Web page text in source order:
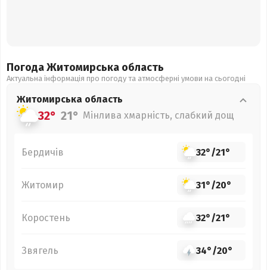
Погода Житомирська область
Актуальна інформація про погоду та атмосферні умови на сьогодні
Житомирська область
32° 21° Мінлива хмарність, слабкий дощ
Бердичів 32°/21°
Житомир 31°/20°
Коростень 32°/21°
Звягель 34°/20°